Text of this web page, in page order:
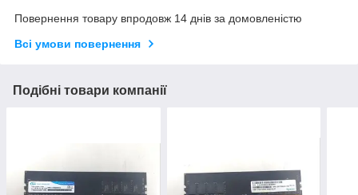
Повернення товару впродовж 14 днів за домовленістю
Всі умови повернення
Подібні товари компанії